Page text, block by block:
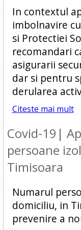
In contextul
imbolnavire
si Protectiei
recomandari
asigurarii
dar si pentru
derularea
Citeste mai mult
Covid-19|
persoane
Timisoara
Numarul
domiciliu, in
prevenire a